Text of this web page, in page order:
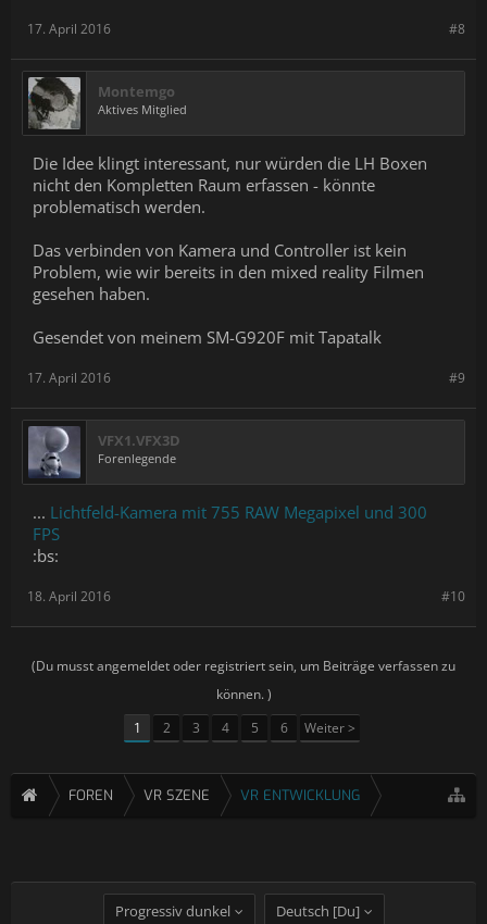
#8
17. April 2016
Montemgo
Aktives Mitglied
Die Idee klingt interessant, nur würden die LH Boxen
nicht den Kompletten Raum erfassen - könnte
problematisch werden.
Das verbinden von Kamera und Controller ist kein
Problem, wie wir bereits in den mixed reality Filmen
gesehen haben.
Gesendet von meinem SM-G920F mit Tapatalk
#9
17. April 2016
VFX1.VFX3D
Forenlegende
... Lichtfeld-Kamera mit 755 RAW Megapixel und 300
FPS
:bs:
#10
18. April 2016
(Du musst angemeldet oder registriert sein, um Beiträge verfassen zu
können. )
1
2 3 4 5 6 Weiter >
FOREN VR SZENE VR ENTWICKLUNG
Progressiv dunkel Deutsch [Du]